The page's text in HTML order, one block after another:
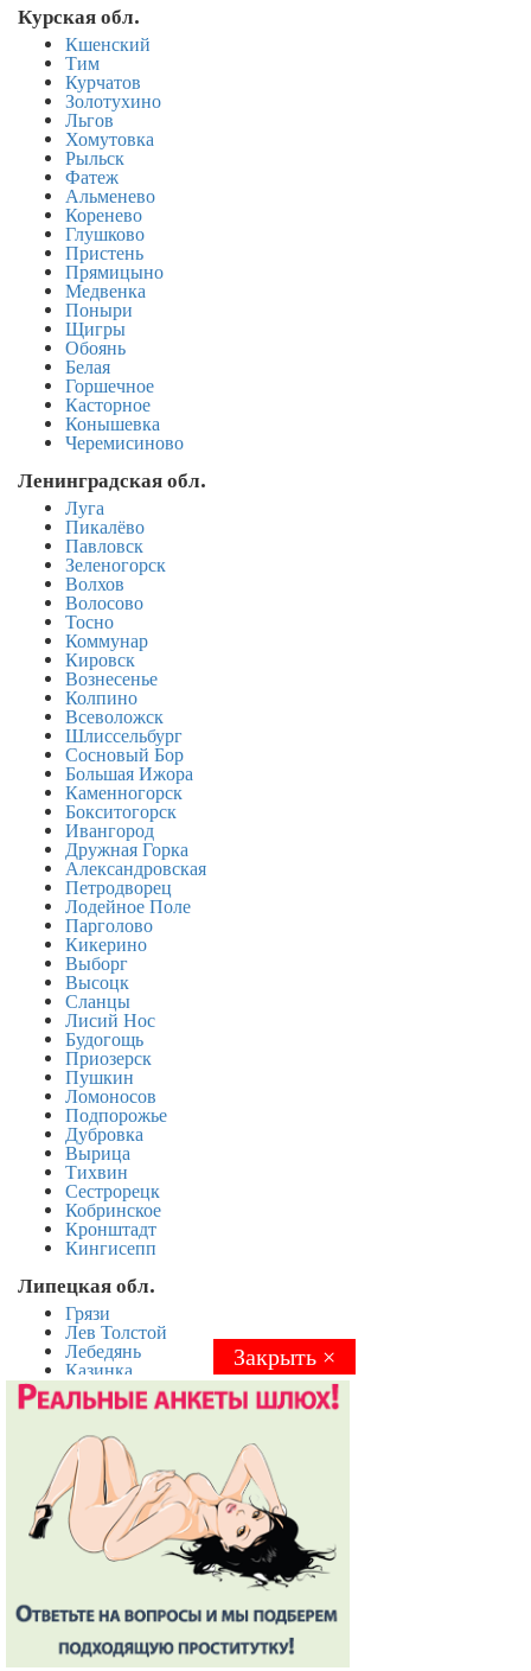
Курская обл.
Кшенский
Тим
Курчатов
Золотухино
Льгов
Хомутовка
Рыльск
Фатеж
Альменево
Коренево
Глушково
Пристень
Прямицыно
Медвенка
Поныри
Щигры
Обоянь
Белая
Горшечное
Касторное
Конышевка
Черемисиново
Ленинградская обл.
Луга
Пикалёво
Павловск
Зеленогорск
Волхов
Волосово
Тосно
Коммунар
Кировск
Вознесенье
Колпино
Всеволожск
Шлиссельбург
Сосновый Бор
Большая Ижора
Каменногорск
Бокситогорск
Ивангород
Дружная Горка
Александровская
Петродворец
Лодейное Поле
Парголово
Кикерино
Выборг
Высоцк
Сланцы
Лисий Нос
Будогощь
Приозерск
Пушкин
Ломоносов
Подпорожье
Дубровка
Вырица
Тихвин
Сестрорецк
Кобринское
Кронштадт
Кингисепп
Липецкая обл.
Грязи
Лев Толстой
Лебедянь
Казинка
Тербуны
Чаплыгин
Елец
Задонск
Доброе
Усмань
Долгоруково
Измалково
Омсукчан
Эгвекинот
Магадан
Синегорье
Закрыть ×
Закрыть ×